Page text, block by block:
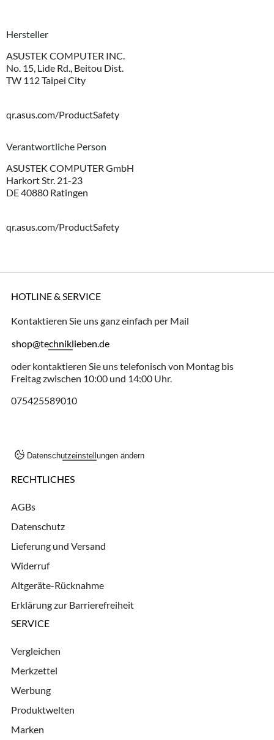
Hersteller
ASUSTEK COMPUTER INC.
No. 15, Lide Rd., Beitou Dist.
TW 112 Taipei City
qr.asus.com/ProductSafety
Verantwortliche Person
ASUSTEK COMPUTER GmbH
Harkort Str. 21-23
DE 40880 Ratingen
qr.asus.com/ProductSafety
HOTLINE & SERVICE
Kontaktieren Sie uns ganz einfach per Mail
shop@techniklieben.de
oder kontaktieren Sie uns telefonisch von Montag bis
Freitag zwischen 10:00 und 14:00 Uhr.
075425589010
Datenschutzeinstellungen ändern
RECHTLICHES
AGBs
Datenschutz
Lieferung und Versand
Widerruf
Altgeräte-Rücknahme
Erklärung zur Barrierefreiheit
SERVICE
Vergleichen
Merkzettel
Werbung
Produktwelten
Marken